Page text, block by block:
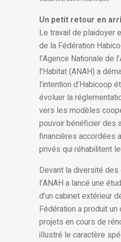
Un petit retour en
Le travail de plaidoyer
de la Fédération
l’Agence Nationale de
l’Habitat (ANAH) a
l’intention d’Habicoop
évoluer la
vers les modèles
pouvoir bénéficier des
financières accordées
privés qui réhabilitent
Devant la diversité des
l’ANAH a lancé une
d’un cabinet extérieur
Fédération a produit
projets en cours de
illustré le caractère